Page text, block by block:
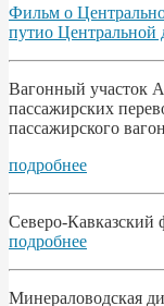
Фильм о
путио Центральной
Вагонный участок
пассажирских
пассажирского
подробнее
Северо-
подробнее
Минераловодская